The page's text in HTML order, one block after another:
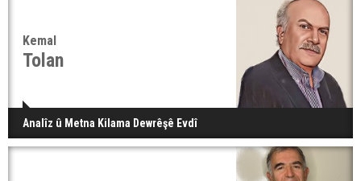
Kemal
Tolan
Analîz û Metna Kilama Dewrêşê Evdî